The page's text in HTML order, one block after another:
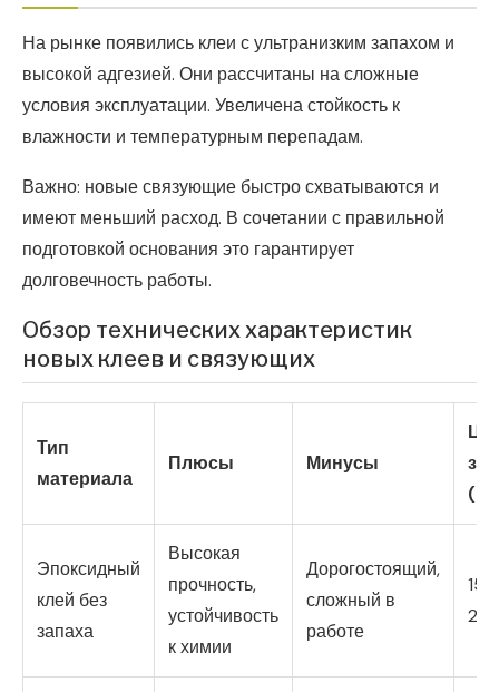
На рынке появились клеи с ультранизким запахом и
высокой адгезией. Они рассчитаны на сложные
условия эксплуатации. Увеличена стойкость к
влажности и температурным перепадам.
Важно: новые связующие быстро схватываются и
имеют меньший расход. В сочетании с правильной
подготовкой основания это гарантирует
долговечность работы.
Обзор технических характеристик
новых клеев и связующих
Тип
материала
Плюсы Минусы
за
Эпоксидный
клей без
запаха
Высокая
прочность,
устойчивость
к химии
Дорогостоящий,
сложный в
работе